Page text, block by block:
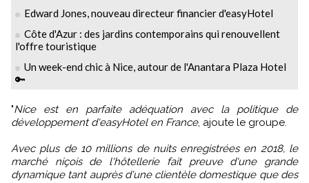
Edward Jones, nouveau directeur financier d'easyHotel
Côte d'Azur : des jardins contemporains qui renouvellent
l'offre touristique
Un week-end chic à Nice, autour de l'Anantara Plaza Hotel
🔑
"Nice est en parfaite adéquation avec la politique de
développement d'easyHotel en France, ajoute le groupe.
Avec plus de 10 millions de nuits enregistrées en 2018, le
marché niçois de l'hôtellerie fait preuve d'une grande
dynamique tant auprès d'une clientèle domestique que des